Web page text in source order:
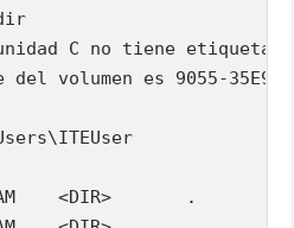
C no tiene etiqueta.
volumen es 9055-35E9
<DIR>       .